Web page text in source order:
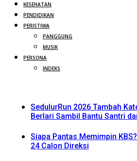
KESEHATAN
PENDIDIKAN
PERISTIWA
PANGGUNG
MUSIK
PERSONA
INDEKS
SedulurRun 2026 Tambah
Berlari Sambil Bantu Santri
Siapa Pantas Memimpin
24 Calon Direksi